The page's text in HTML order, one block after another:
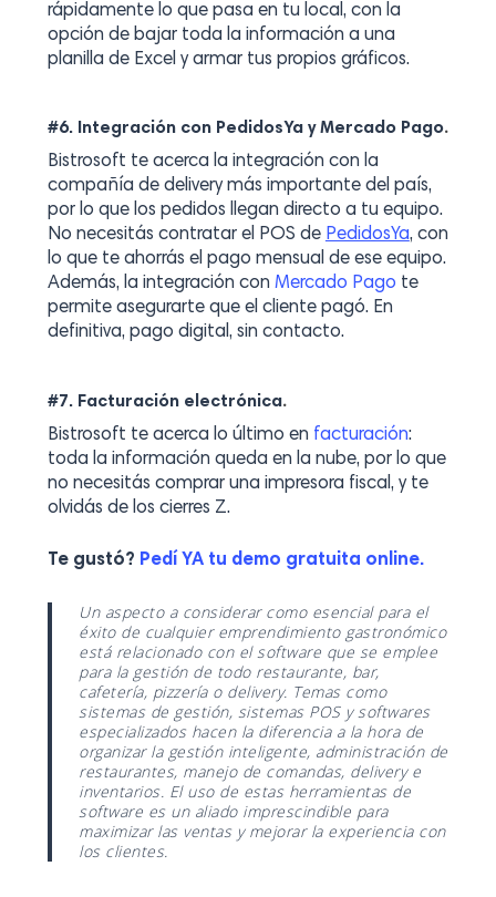
rápidamente lo que pasa en tu local, con la
opción de bajar toda la información a una
planilla de Excel y armar tus propios gráficos.
#6. Integración con PedidosYa y Mercado Pago.
Bistrosoft te acerca la integración con la
compañía de delivery más importante del país,
por lo que los pedidos llegan directo a tu equipo.
No necesitás contratar el POS de PedidosYa, con
lo que te ahorrás el pago mensual de ese equipo.
Además, la integración con Mercado Pago te
permite asegurarte que el cliente pagó. En
definitiva, pago digital, sin contacto.
#7. Facturación electrónica.
Bistrosoft te acerca lo último en facturación:
toda la información queda en la nube, por lo que
no necesitás comprar una impresora fiscal, y te
olvidás de los cierres Z.
Te gustó? Pedí YA tu demo gratuita online.
Un aspecto a considerar como esencial para el
éxito de cualquier emprendimiento gastronómico
está relacionado con el software que se emplee
para la gestión de todo restaurante, bar,
cafetería, pizzería o delivery. Temas como
sistemas de gestión, sistemas POS y softwares
especializados hacen la diferencia a la hora de
organizar la gestión inteligente, administración de
restaurantes, manejo de comandas, delivery e
inventarios. El uso de estas herramientas de
software es un aliado imprescindible para
maximizar las ventas y mejorar la experiencia con
los clientes.